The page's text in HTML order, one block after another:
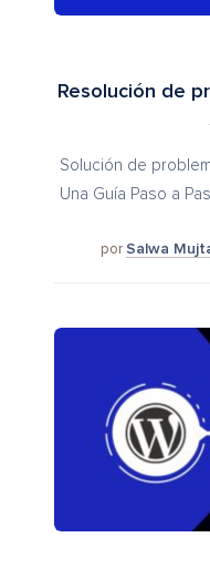
Resolución de
Solución de
Una Guía Paso a
por Salwa